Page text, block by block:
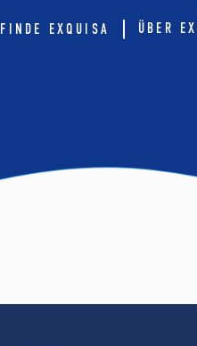
FINDE EXQUISA ÜBER